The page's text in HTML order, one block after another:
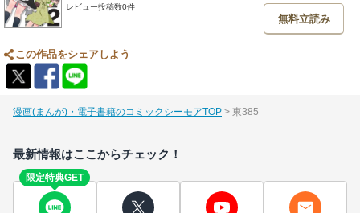
レビュー投稿数0件
無料立読み
この作品をシェアしよう
漫画(まんが)・電子書籍のコミックシーモアTOP 東385
最新情報はここからチェック！
限定特典GET